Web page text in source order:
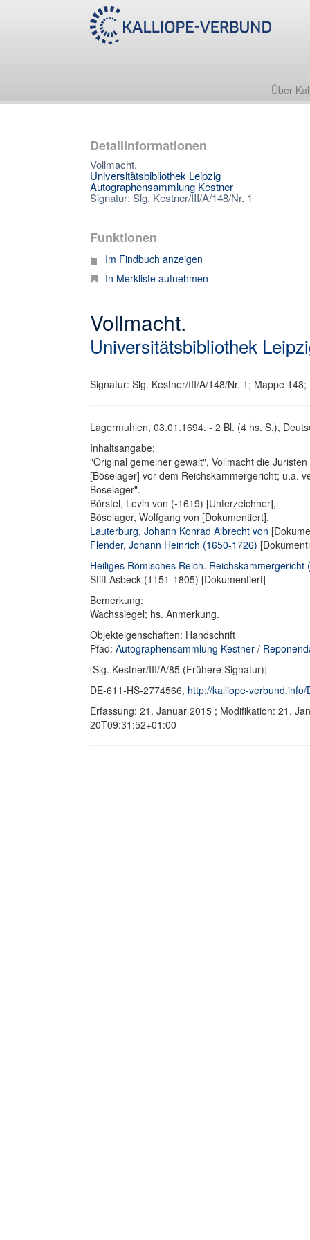
Über
Detailinformationen
Vollmacht.
Universitätsbibliothek Leipzig
Autographensammlung Kestner
Signatur: Slg. Kestner/III/A/148/Nr. 1
Funktionen
Im Findbuch anzeigen
In Merkliste aufnehmen
Vollmacht.
Universitätsbibliothek
Signatur: Slg. Kestner/III/A/148/Nr. 1; Mappe 148;
Lagermuhlen, 03.01.1694. - 2 Bl. (4 hs. S.),
Inhaltsangabe:
"Original gemeiner gewalt", Vollmacht die
[Böselager] vor dem Reichskammergericht; u.a.
Boselager".
Börstel, Levin von (-1619) [Unterzeichner],
Böselager, Wolfgang von [Dokumentiert],
Lauterburg, Johann Konrad Albrecht von
Flender, Johann Heinrich (1650-1726)
Heiliges Römisches Reich. Reichskammergericht
Stift Asbeck (1151-1805) [Dokumentiert]
Bemerkung:
Wachssiegel; hs. Anmerkung.
Objekteigenschaften: Handschrift
Pfad: Autographensammlung Kestner /
[Slg. Kestner/III/A/85 (Frühere Signatur)]
DE-611-HS-2774566, http://kalliope-
Erfassung: 21. Januar 2015 ; Modifikation: 21.
20T09:31:52+01:00